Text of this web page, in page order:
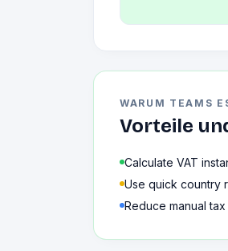
WARUM TEAMS
Vorteile
Calculate VAT
Use quick country
Reduce manual